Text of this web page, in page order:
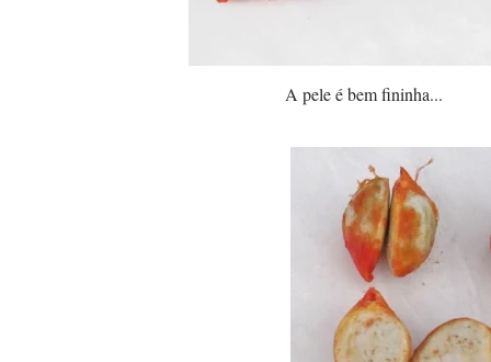
A pele é bem fininha...